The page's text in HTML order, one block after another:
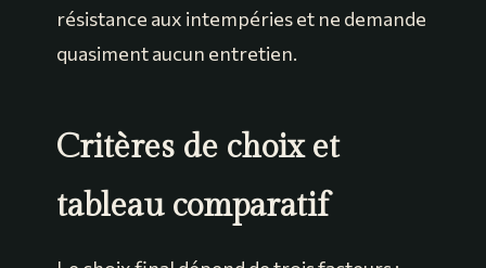
résistance aux intempéries et ne demande
quasiment aucun entretien.
Critères de choix et
tableau comparatif